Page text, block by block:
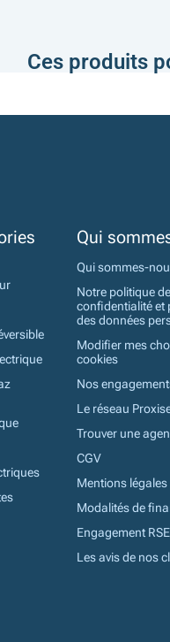
Ces produits
Qui
Qui sommes-
Notre politique de
confidentialité et
des données
Modifier mes
cookies
Nos
Le réseau
Trouver une
CGV
Mentions légales
Modalités de
Engagement RSE
Les avis de nos